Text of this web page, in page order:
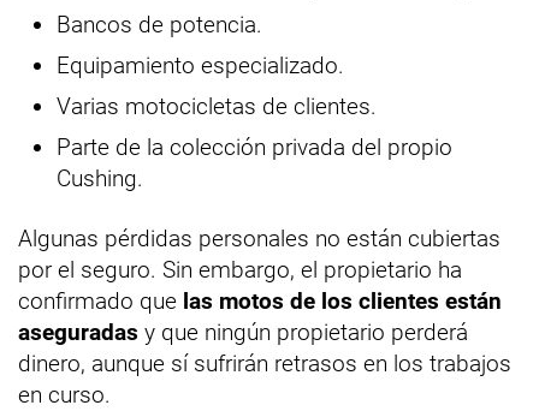
Bancos de potencia.
Equipamiento especializado.
Varias motocicletas de clientes.
Parte de la colección privada del propio
Cushing.
Algunas pérdidas personales no están cubiertas
por el seguro. Sin embargo, el propietario ha
confirmado que las motos de los clientes están
aseguradas y que ningún propietario perderá
dinero, aunque sí sufrirán retrasos en los trabajos
en curso.